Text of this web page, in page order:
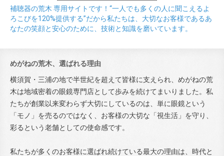
補聴器の荒木 専用サイトです！“一人でも多くの人に聞こえるよ
ろこびを120%提供する”だから私たちは、大切なお客様であるあ
なたの笑顔と安心のために、技術と知識を磨いています。
めがねの荒木、選ばれる理由
横須賀・三浦の地で半世紀を超えて皆様に支えられ、めがねの荒
木は地域密着の眼鏡専門店として歩みを続けてまいりました。私
たちが創業以来変わらず大切にしているのは、単に眼鏡という
「モノ」を売るのではなく、お客様の大切な「視生活」を守り、
彩るという老舗としての使命感です。
私たちが多くのお客様に選ばれ続けている最大の理由は、時代と